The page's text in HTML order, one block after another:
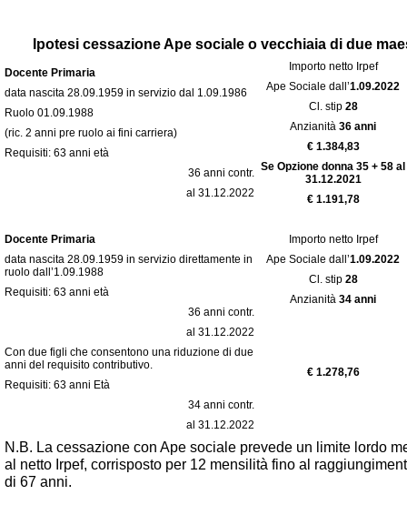
Ipotesi cessazione Ape sociale o vecchiaia di due
Docente Primaria
data nascita 28.09.1959 in servizio dal 1.09.1986
Ruolo 01.09.1988
(ric. 2 anni pre ruolo ai fini carriera)
Requisiti: 63 anni età
36 anni contr.
al 31.12.2022
Importo netto Irpef
Ape Sociale dall’1.09.2022
Cl. stip 28
Anzianità 36 anni
€ 1.384,83
Se Opzione donna 35 + 58 al
31.12.2021
€ 1.191,78
Docente Primaria
data nascita 28.09.1959 in servizio direttamente in
ruolo dall’1.09.1988
Requisiti: 63 anni età
36 anni contr.
al 31.12.2022
Con due figli che consentono una riduzione di due
anni del requisito contributivo.
Requisiti: 63 anni Età
34 anni contr.
al 31.12.2022
Importo netto Irpef
Ape Sociale dall’1.09.2022
Cl. stip 28
Anzianità 34 anni
€ 1.278,76
N.B. La cessazione con Ape sociale prevede un limite lordo
al netto Irpef, corrisposto per 12 mensilità fino al
di 67 anni.